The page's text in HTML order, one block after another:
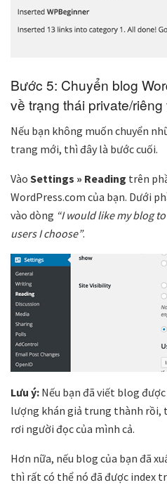
Bước 5: Chuyển blog
về trạng thái private/riêng
Nếu bạn không muốn chuyển
trang mới, thì đây là bước cuối.
Vào Settings » Reading trên
WordPress.com của bạn. Dưới
vào dòng “I would like my blog
users I choose”.
Lưu ý: Nếu bạn đã viết blog
lượng khán giả trung thành rồi,
rơi người đọc của mình cả.
Hơn nữa, nếu blog của bạn đã
thì rất có thể nó đã được index